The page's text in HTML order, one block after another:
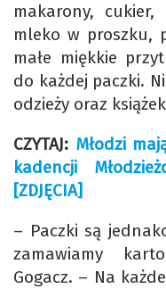
makarony,
mleko w proszku,
małe miękkie
do każdej paczki.
odzieży oraz
CZYTAJ: Młodzi
kadencji
[ZDJĘCIA]
– Paczki są
zamawiamy
Gogacz. – Na